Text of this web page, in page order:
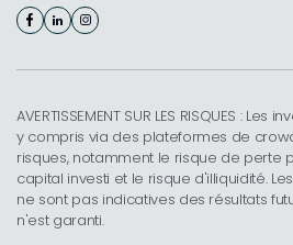
AVERTISSEMENT SUR LES RISQUES :
y compris via des plateformes de
risques, notamment le risque de perte
capital investi et le risque d'illiquidité.
ne sont pas indicatives des résultats
n'est garanti.